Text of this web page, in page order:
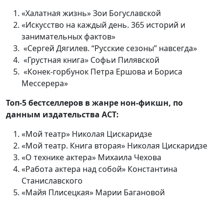
«Халатная жизнь» Зои Богуславской
«Искусство на каждый день. 365 историй и
занимательных фактов»
«Сергей Дягилев. “Русские сезоны” навсегда»
«Грустная книга» Софьи Пилявской
«Конек-горбунок Петра Ершова и Бориса
Мессерера»
Топ-5 бестселлеров в жанре нон-фикшн, по
данным издательства АСТ:
«Мой театр» Николая Цискаридзе
«Мой театр. Книга вторая» Николая Цискаридзе
«О технике актера» Михаила Чехова
«Работа актера над собой» Константина
Станиславского
«Майя Плисецкая» Марии Багановой